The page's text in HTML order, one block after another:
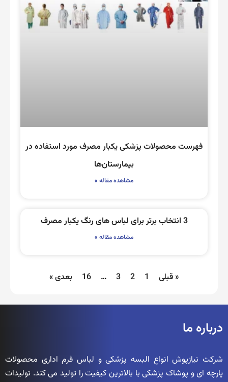
فهرست محصولات پزشکی یکبار مصرف مورد استفاده در
بیمارستان‌ها
مشاهده مقاله »
3 انتخاب برتر برای لباس های رنگ یکبار مصرف
مشاهده مقاله »
« قبلی 1
2
3
…
16 بعدی »
درباره ما
شرکت نیازپوش انواع البسه پزشکی و لباس فرم اداری محصولات
پارچه ای و پوشاک پزشکی با بالاترین کیفیت را تولید می کند. تولیدات